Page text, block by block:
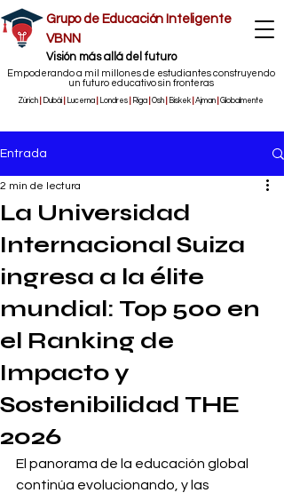
Grupo de Educación Inteligente
VBNN
​Visión más allá del futuro
Empoderando a mil millones de estudiantes construyendo
un futuro educativo sin fronteras
Zúrich Dubái Lucerna Londres Riga Osh Biskek Ajman Globalmente
Entrada
La Universidad
Internacional Suiza
ingresa a la élite
mundial: Top 500 en
el Ranking de
Impacto y
Sostenibilidad THE
2026
2 min de lectura
El panorama de la educación global
continúa evolucionando, y las